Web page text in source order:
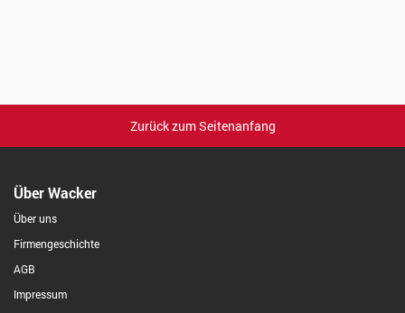
Zurück zum Seitenanfang
Über Wacker
Über uns
Firmengeschichte
AGB
Impressum